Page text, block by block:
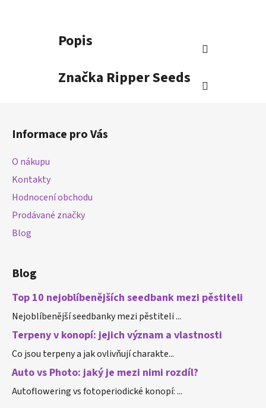
Popis
Značka Ripper Seeds
Informace pro Vás
O nákupu
Kontakty
Hodnocení obchodu
Prodávané značky
Blog
Blog
Top 10 nejoblíbenějších seedbank mezi pěstiteli
Nejoblíbenější seedbanky mezi pěstiteli ...
Terpeny v konopí: jejich význam a vlastnosti
Co jsou terpeny a jak ovlivňují charakte...
Auto vs Photo: jaký je mezi nimi rozdíl?
Autoflowering vs fotoperiodické konopí: ...